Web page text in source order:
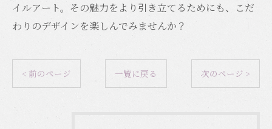
イルアート。その魅力をより引き立てるためにも、こだ
わりのデザインを楽しんでみませんか？
< 前のページ 一覧に戻る 次のページ >